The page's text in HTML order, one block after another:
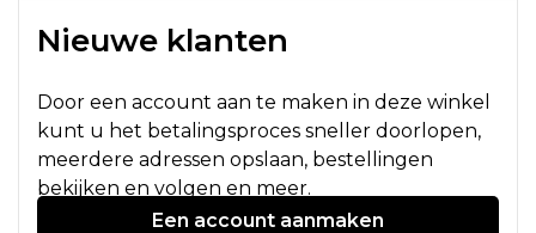
Nieuwe klanten
Door een account aan te maken in deze winkel
kunt u het betalingsproces sneller doorlopen,
meerdere adressen opslaan, bestellingen
bekijken en volgen en meer.
Een account aanmaken